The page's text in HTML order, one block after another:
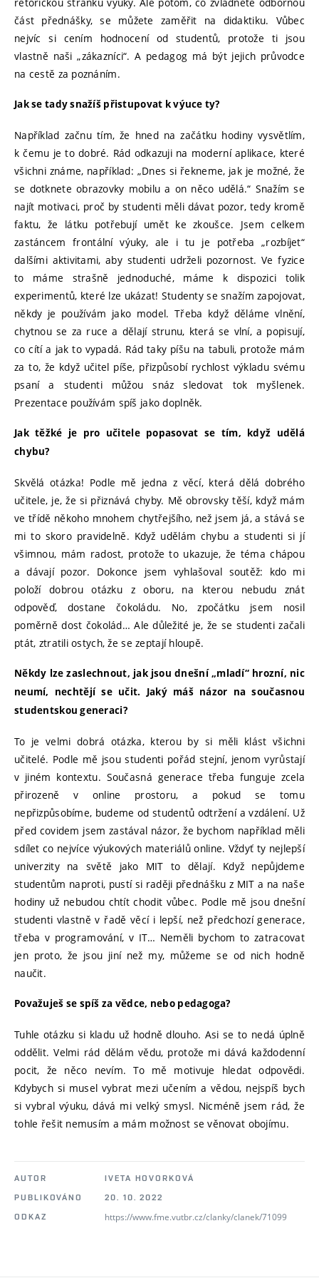
část přednášky, se můžete zaměřit na didaktiku. Vůbec
nejvíc si cením hodnocení od studentů, protože ti jsou
vlastně naši „zákazníci“. A pedagog má být jejich průvodce
na cestě za poznáním.
Jak se tady snažíš přistupovat k výuce ty?
Například začnu tím, že hned na začátku hodiny vysvětlím,
k čemu je to dobré. Rád odkazuji na moderní aplikace, které
všichni známe, například: „Dnes si řekneme, jak je možné, že
se dotknete obrazovky mobilu a on něco udělá.“ Snažím se
najít motivaci, proč by studenti měli dávat pozor, tedy kromě
faktu, že látku potřebují umět ke zkoušce. Jsem celkem
zastáncem frontální výuky, ale i tu je potřeba „rozbíjet“
dalšími aktivitami, aby studenti udrželi pozornost. Ve fyzice
to máme strašně jednoduché, máme k dispozici tolik
experimentů, které lze ukázat! Studenty se snažím zapojovat,
někdy je používám jako model. Třeba když děláme vlnění,
chytnou se za ruce a dělají strunu, která se vlní, a popisují,
co cítí a jak to vypadá. Rád taky píšu na tabuli, protože mám
za to, že když učitel píše, přizpůsobí rychlost výkladu svému
psaní a studenti můžou snáz sledovat tok myšlenek.
Prezentace používám spíš jako doplněk.
Jak těžké je pro učitele popasovat se tím, když udělá
chybu?
Skvělá otázka! Podle mě jedna z věcí, která dělá dobrého
učitele, je, že si přiznává chyby. Mě obrovsky těší, když mám
ve třídě někoho mnohem chytřejšího, než jsem já, a stává se
mi to skoro pravidelně. Když udělám chybu a studenti si jí
všimnou, mám radost, protože to ukazuje, že téma chápou
a dávají pozor. Dokonce jsem vyhlašoval soutěž: kdo mi
položí dobrou otázku z oboru, na kterou nebudu znát
odpověď, dostane čokoládu. No, zpočátku jsem nosil
poměrně dost čokolád… Ale důležité je, že se studenti začali
ptát, ztratili ostych, že se zeptají hloupě.
Někdy lze zaslechnout, jak jsou dnešní „mladí“ hrozní, nic
neumí, nechtějí se učit. Jaký máš názor na současnou
studentskou generaci?
To je velmi dobrá otázka, kterou by si měli klást všichni
učitelé. Podle mě jsou studenti pořád stejní, jenom vyrůstají
v jiném kontextu. Současná generace třeba funguje zcela
přirozeně v online prostoru, a pokud se tomu
nepřizpůsobíme, budeme od studentů odtržení a vzdálení. Už
před covidem jsem zastával názor, že bychom například měli
sdílet co nejvíce výukových materiálů online. Vždyť ty nejlepší
univerzity na světě jako MIT to dělají. Když nepůjdeme
studentům naproti, pustí si raději přednášku z MIT a na naše
hodiny už nebudou chtít chodit vůbec. Podle mě jsou dnešní
studenti vlastně v řadě věcí i lepší, než předchozí generace,
třeba v programování, v IT… Neměli bychom to zatracovat
jen proto, že jsou jiní než my, můžeme se od nich hodně
naučit.
Považuješ se spíš za vědce, nebo pedagoga?
Tuhle otázku si kladu už hodně dlouho. Asi se to nedá úplně
oddělit. Velmi rád dělám vědu, protože mi dává každodenní
pocit, že něco nevím. To mě motivuje hledat odpovědi.
Kdybych si musel vybrat mezi učením a vědou, nejspíš bych
si vybral výuku, dává mi velký smysl. Nicméně jsem rád, že
tohle řešit nemusím a mám možnost se věnovat obojímu.
AUTOR
IVETA HOVORKOVÁ
PUBLIKOVÁNO
20. 10. 2022
ODKAZ
https://www.fme.vutbr.cz/clanky/clanek/71099